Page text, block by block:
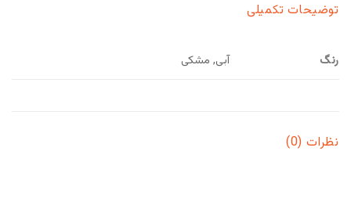
توضیحات تکمیلی
رنگ آبی, مشکی
نظرات (0)